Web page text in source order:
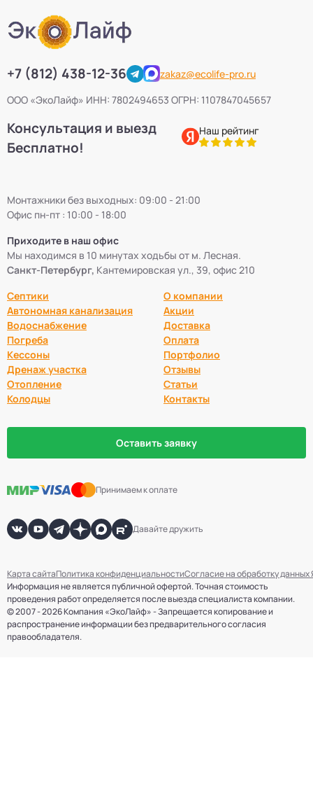
+7 (812) 438-12-36
zakaz@ecolife-pro.ru
ООО «ЭкоЛайф» ИНН: 7802494653 ОГРН: 1107847045657
Консультация и выезд
Бесплатно!
Наш рейтинг
Монтажники без выходных: 09:00 - 21:00
Офис пн-пт : 10:00 - 18:00
Приходите в наш офис
Мы находимся в 10 минутах ходьбы от м. Лесная.
Санкт-Петербург, Кантемировская ул., 39, офис 210
Септики
Автономная канализация
Водоснабжение
Погреба
Кессоны
Дренаж участка
Отопление
Колодцы
О компании
Акции
Доставка
Оплата
Портфолио
Отзывы
Статьи
Контакты
Оставить заявку
Принимаем к оплате
Давайте дружить
Информация не является публичной офертой. Точная стоимость
проведения работ определяется после выезда специалиста компании.
© 2007 - 2026 Компания «ЭкоЛайф» - Запрещается копирование и
распространение информации без предварительного согласия
правообладателя.
Карта сайтаПолитика конфиденциальностиСогласие на обработку